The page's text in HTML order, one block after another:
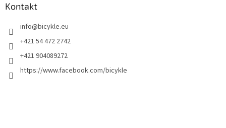
Kontakt
info@bicykle.eu
+421 54 472 2742
+421 904089272
https://www.facebook.com/bicykle